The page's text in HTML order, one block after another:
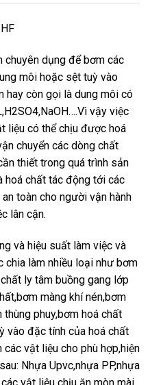
chuyên dụng để bơm các
môi hoặc sệt tuỳ vào
hay còn gọi là dung môi có
vậy việc
liệu có thể chịu được hoá
chuyển các dòng chất
thiết trong quá trình sản
hoá chất tác động tới các
toàn cho người vận hành
lân cận.
và hiệu suất làm việc và
làm nhiều loại như bơm
ly tâm buồng gang lớp
màng khí nén,bơm
phuy,bơm hoá chất
vào đặc tính của hoá chất
vật liệu cho phù hợp,hiện
Nhựa Upvc,nhựa PP,nhựa
vật liệu chịu ăn mòn mài